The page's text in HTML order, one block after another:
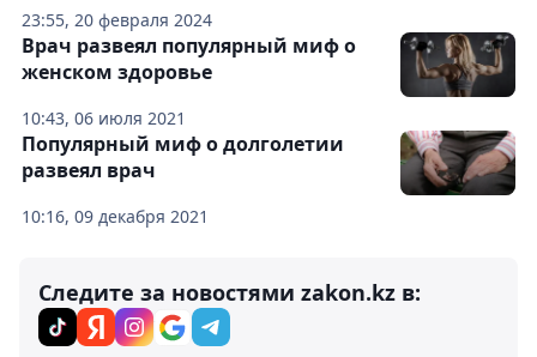
23:55, 20 февраля 2024
10:43, 06 июля 2021
Врач развеял популярный миф о
женском здоровье
10:16, 09 декабря 2021
Популярный миф о долголетии
развеял врач
Следите за новостями zakon.kz в: